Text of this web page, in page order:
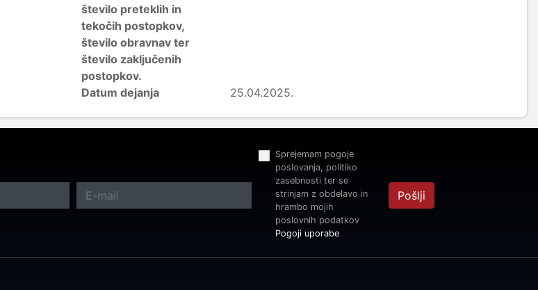
število preteklih in
tekočih postopkov,
število obravnav ter
število zaključenih
postopkov.
Datum dejanja 25.04.2025.
Sprejemam pogoje
poslovanja, politiko
zasebnosti ter se
strinjam z obdelavo in
hrambo mojih
poslovnih podatkov
Pogoji uporabe
Pošlji